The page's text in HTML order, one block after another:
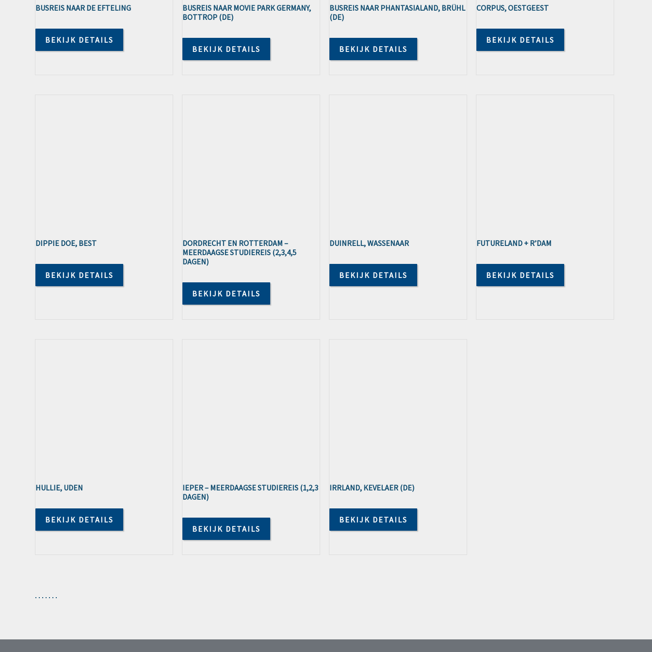
BUSREIS NAAR DE EFTELING
BEKIJK DETAILS
BUSREIS NAAR MOVIE PARK GERMANY,
BOTTROP (DE)
BEKIJK DETAILS
BUSREIS NAAR PHANTASIALAND, BRÜHL
(DE)
BEKIJK DETAILS
CORPUS, OESTGEEST
BEKIJK DETAILS
DIPPIE DOE, BEST
BEKIJK DETAILS
DORDRECHT EN ROTTERDAM –
MEERDAAGSE STUDIEREIS (2,3,4,5
DAGEN)
BEKIJK DETAILS
DUINRELL, WASSENAAR
BEKIJK DETAILS
FUTURELAND + R’DAM
BEKIJK DETAILS
HULLIE, UDEN
BEKIJK DETAILS
IEPER – MEERDAAGSE STUDIEREIS (1,2,3
DAGEN)
BEKIJK DETAILS
IRRLAND, KEVELAER (DE)
BEKIJK DETAILS